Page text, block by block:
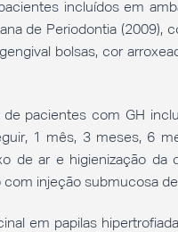
incluídos em
de Periodontia
bolsas, cor
pacientes com GH
1 mês, 3 meses, 6
de ar e higienização
injeção submucosa
em papilas